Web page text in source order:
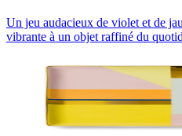
Un jeu audacieux de violet et de
vibrante à un objet raffiné du